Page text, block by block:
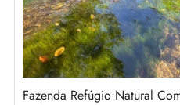
Fazenda Refúgio Natural